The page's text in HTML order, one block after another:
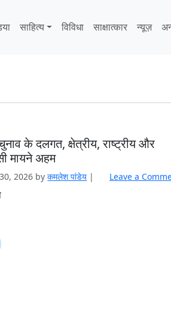
साहित्‍य विविधा साक्षात्‍कार न्यूज़
के दलगत, क्षेत्रीय, राष्ट्रीय और
मायने अहम
2026 byकमलेश पांडेय | Leave a